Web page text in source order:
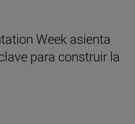
Week asienta
para construir la